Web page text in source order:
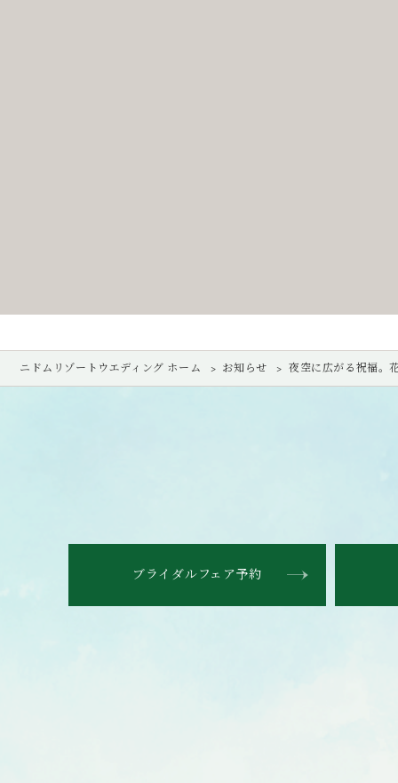
ニドムリゾートウエディング ホーム お知らせ 夜空に広がる祝福。
ブライダルフェア予約